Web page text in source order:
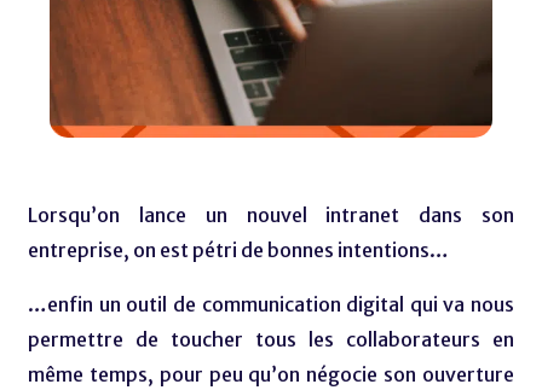
Lorsqu’on lance un nouvel intranet dans son
entreprise, on est pétri de bonnes intentions…
…enfin un outil de communication digital qui va nous
permettre de toucher tous les collaborateurs en
même temps, pour peu qu’on négocie son ouverture